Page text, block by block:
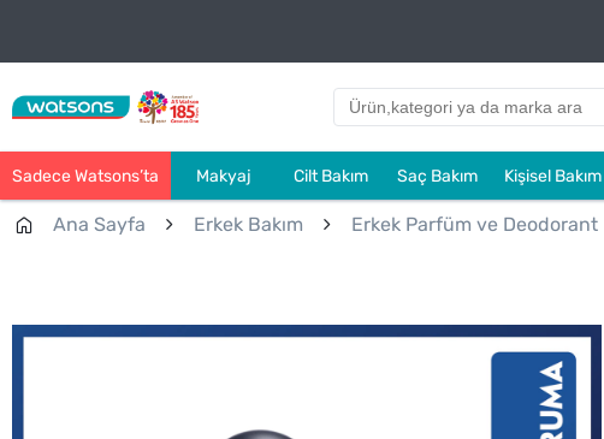
Sadece Watsons’ta Makyaj Cilt Bakım Saç Bakım Kişisel Bakım
Ana Sayfa Erkek Bakım Erkek Parfüm ve Deodorant